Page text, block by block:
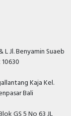
L Jl. Benyamin Suaeb
Kaja Kel.
Bali